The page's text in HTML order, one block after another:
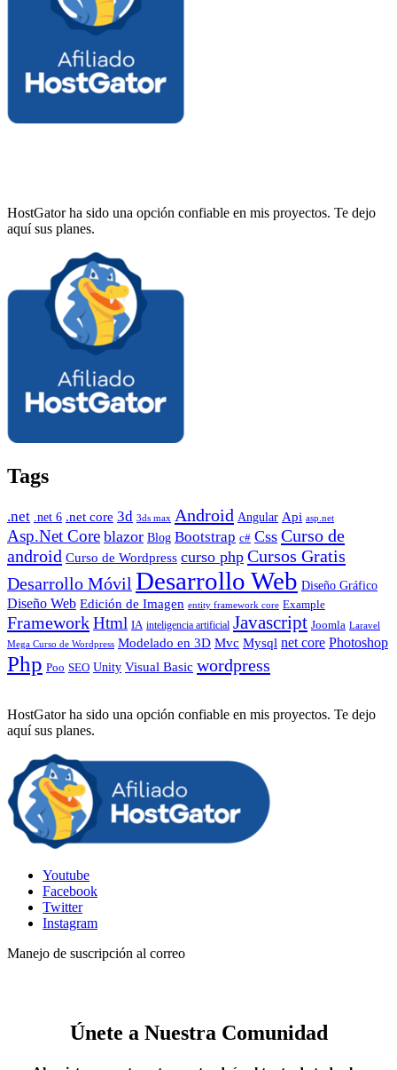
HostGator ha sido una opción confiable en mis proyectos. Te dejo
aquí sus planes.
Tags
.net .net 6 .net core 3d 3ds max Android Angular Api asp.net
Asp.Net Core blazor Blog Bootstrap c# Css Curso de
android Curso de Wordpress curso php Cursos Gratis
Desarrollo Móvil Desarrollo Web Diseño Gráfico
Diseño Web Edición de Imagen entity framework core Example
FrameworkHtml IA inteligencia artificial Javascript Joomla Laravel
Mega Curso de Wordpress Modelado en 3D Mvc Mysql net core Photoshop
Php Poo SEO Unity Visual Basic wordpress
HostGator ha sido una opción confiable en mis proyectos. Te dejo
aquí sus planes.
Youtube
Facebook
Twitter
Instagram
Manejo de suscripción al correo
Únete a Nuestra Comunidad